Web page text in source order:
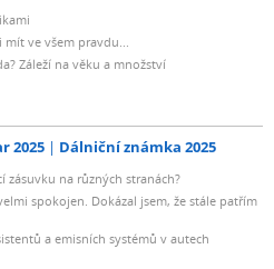
mít ve všem pravdu...
Záleží na věku a množství
2025 Dálniční známka 2025
zásuvku na různých stranách?
spokojen. Dokázal jsem, že stále patřím
a emisních systémů v autech